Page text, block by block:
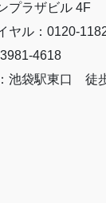
プラザビル 4F
ヤル：0120-
4618
池袋駅東口 徒